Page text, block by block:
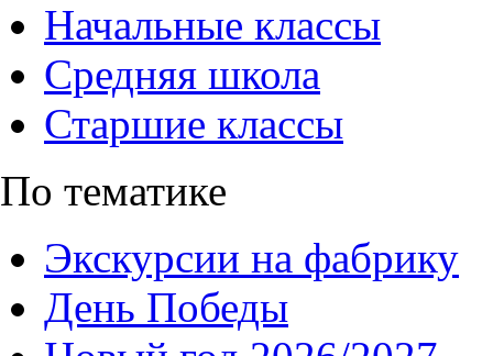
Начальные классы
Средняя школа
Старшие классы
По тематике
Экскурсии на фабрику
День Победы